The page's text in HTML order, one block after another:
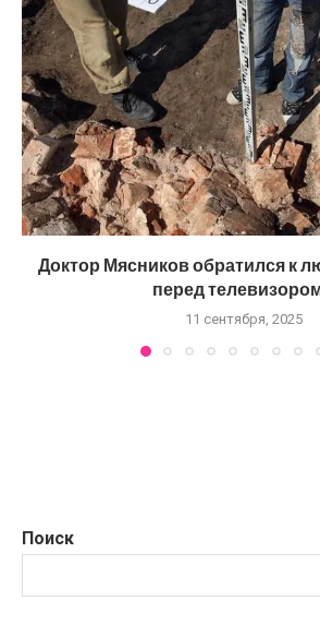
Доктор Мясников обратился к
перед
11 сентября, 2025
Поиск